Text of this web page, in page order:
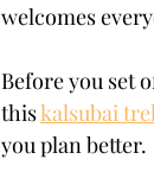
welcomes
Before you set
this kalsubai
you plan better.